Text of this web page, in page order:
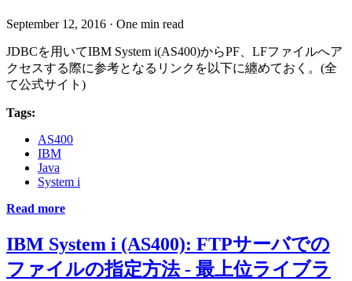
September 12, 2016 · One min read
JDBCを用いてIBM System i(AS400)からPF、LFファイルへア
クセスする際に参考となるリンクを以下に纏めておく。(全
て公式サイト)
Tags:
AS400
IBM
Java
System i
Read more
IBM System i (AS400): FTPサーバでの
ファイルの指定方法 - 最上位ライブラ